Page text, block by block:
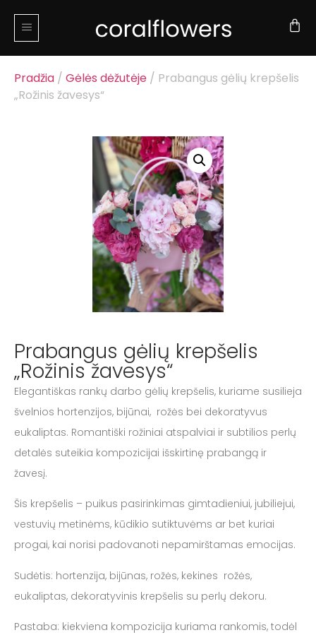
Pradžia / Gėlės dėžutėje / Prabangus gėlių krepšelis
„Rožinis žavesys“
Prabangus gėlių krepšelis
„Rožinis žavesys“
Elegantiškas rankų darbo gėlių krepšelis, kuriame susilieja
švelnios hortenzijos, bijūnai, rožės bei dekoratyvus
eukaliptas. Romantiški rožiniai atspalviai ir subtilios perlų
detalės suteikia kompozicijai išskirtinę prabangą ir
žavesį.
Šis krepšelis – puikus pasirinkimas gimtadieniui, jubiliejui,
vestuvių metinėms, kūdikio sutiktuvėms ar bet kuriai
progai, kai norisi padovanoti nepamirštamas emocijas.
Sudėtis: hortenzija, bijūnas, rožės, kekines rožės,
eukaliptas, dekoratyvinis krepšelis su perlų dekoru.
Pastaba: kiekviena kompozicija kuriama rankomis, todėl